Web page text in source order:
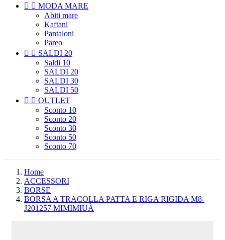
  MODA MARE
Abiti mare
Kaftani
Pantaloni
Pareo
  SALDI 20
Saldi 10
SALDI 20
SALDI 30
SALDI 50
  OUTLET
Sconto 10
Sconto 20
Sconto 30
Sconto 50
Sconto 70
Home
ACCESSORI
BORSE
BORSA A TRACOLLA PATTA E RIGA RIGIDA M8-
J201257 MIMIMIUÀ